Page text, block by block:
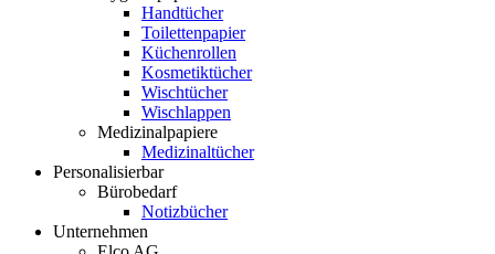
Handtücher
Toilettenpapier
Küchenrollen
Kosmetiktücher
Wischtücher
Wischlappen
Medizinalpapiere
Medizinaltücher
Personalisierbar
Bürobedarf
Notizbücher
Unternehmen